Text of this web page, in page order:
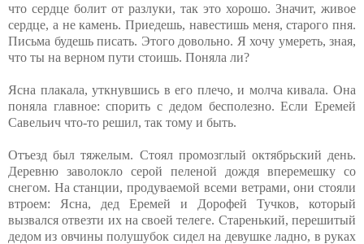
что сердце болит от разлуки, так это хорошо. Значит, живое
сердце, а не камень. Приедешь, навестишь меня, старого пня.
Письма будешь писать. Этого довольно. Я хочу умереть, зная,
что ты на верном пути стоишь. Поняла ли?
Ясна плакала, уткнувшись в его плечо, и молча кивала. Она
поняла главное: спорить с дедом бесполезно. Если Еремей
Савельич что-то решил, так тому и быть.
Отъезд был тяжелым. Стоял промозглый октябрьский день.
Деревню заволокло серой пеленой дождя вперемешку со
снегом. На станции, продуваемой всеми ветрами, они стояли
втроем: Ясна, дед Еремей и Дорофей Тучков, который
вызвался отвезти их на своей телеге. Старенький, перешитый
дедом из овчины полушубок сидел на девушке ладно, в руках